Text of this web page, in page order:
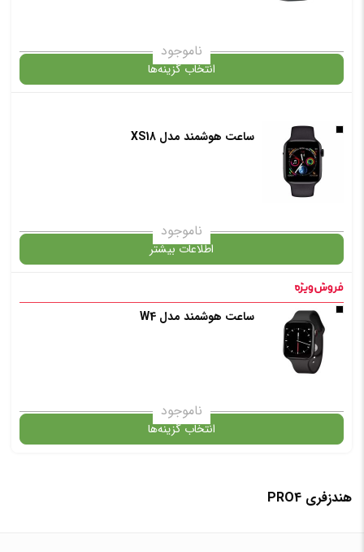
ناموجود
انتخاب گزینه‌ها
گارانتی
انتخاب رنگ
✧ چت با پشتیبان واتس آپ
ساعت هوشمند مدل XS18
ناموجود
اطلاعات بیشتر
در حال حاضر این محصول در انبار موجود نیست و در دسترس نمی باشد.
✧ چت با پشتیبان واتس آپ
ساعت هوشمند مدل W4
ناموجود
انتخاب گزینه‌ها
گارانتی
هندزفری PRO4